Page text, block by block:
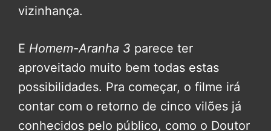
vizinhança.
E Homem-Aranha 3 parece ter
aproveitado muito bem todas estas
possibilidades. Pra começar, o filme irá
contar com o retorno de cinco vilões já
conhecidos pelo público, como o Doutor